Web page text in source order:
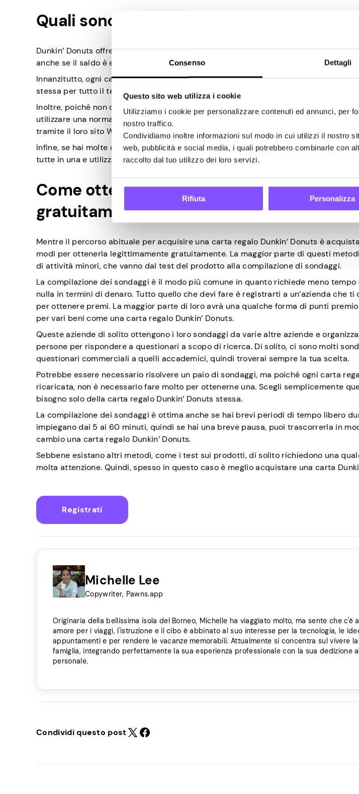
Consenso Dettagli
Questo sito web utilizza i cookie
Utilizziamo i cookie per personalizzare contenuti ed annunci, per
nostro traffico.
Condividiamo inoltre informazioni sul modo in cui utilizzi il nostro
web, pubblicità e social media, i quali potrebbero combinarle con
raccolto dal tuo utilizzo dei loro servizi.
Rifiuta Personalizza
Quali sono i vantaggi di una carta regalo
Dunkin’ Donuts offre una moltitudine di opzioni di utilizzo per le loro carte regalo,
anche se il saldo è estremamente basso o nullo.
Innanzitutto, ogni carta regalo Dunkin’ Donuts può essere ricaricata con denaro,
stessa per tutto il tempo che desideri. Non devi nemmeno essere veloce perché le
Inoltre, poiché non ci sono commissioni addebitate su una carta regalo Dunkin’
utilizzare una normale carta di debito o di credito presso il negozio. Puoi anche
tramite il loro sito Web e l’app mobile, che funziona impostando la soglia di saldo più
Infine, se hai molte carte regalo Dunkin’ Donuts in giro, ognuna delle quali ha
tutte in una e utilizzare il resto. Puoi farlo sul loro sito web dopo
Come ottenere una carta regalo Dunkin’
gratuitamente
Mentre il percorso abituale per acquisire una carta regalo Dunkin’ Donuts è
modi per ottenerla legittimamente gratuitamente. La maggior parte di questi
di attività minori, che vanno dal test del prodotto alla compilazione di sondaggi.
La compilazione dei sondaggi è il modo più comune in quanto richiede meno
nulla in termini di denaro. Tutto quello che devi fare è registrarti a un’azienda che
per ottenere premi. La maggior parte di loro avrà una qualche forma di punti
per vari beni come una carta regalo Dunkin’ Donuts.
Queste aziende di solito ottengono i loro sondaggi da varie altre aziende e
persone per rispondere a questionari a scopo di ricerca. Di solito, ci sono molti
questionari commerciali a quelli accademici, quindi troverai sempre la tua scelta.
Potrebbe essere necessario risolvere un paio di sondaggi, ma poiché ogni carta
ricaricata, non è necessario fare molto per ottenerne una. Scegli semplicemente
bisogno solo della carta regalo Dunkin’ Donuts stessa.
La compilazione dei sondaggi è ottima anche se hai brevi periodi di tempo libero
impiegano dai 5 ai 60 minuti, quindi se hai una breve pausa, puoi trascorrerla in
cambio una carta regalo Dunkin’ Donuts.
Sebbene esistano altri metodi, come i test sui prodotti, di solito richiedono una
molta attenzione. Quindi, spesso in questo caso è meglio acquistare una carta
Registrati
Michelle Lee
Copywriter, Pawns.app
Originaria della bellissima isola del Borneo, Michelle ha viaggiato molto, ma sente che c'è
amore per i viaggi, l'istruzione e il cibo è abbinato al suo interesse per la tecnologia, le
appuntamenti e per rendere le vacanze memorabili. Attualmente si concentra sul vivere
famiglia, integrando perfettamente la sua esperienza professionale con la sua dedizione
personale.
Condividi questo post